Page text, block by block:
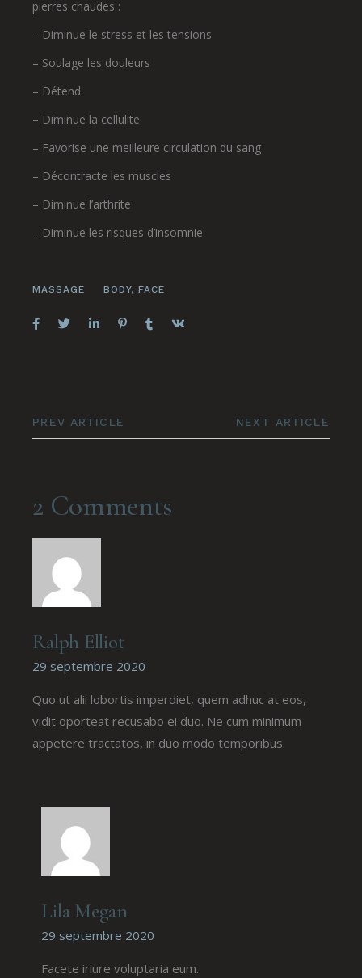
pierres chaudes :
– Diminue le stress et les tensions
– Soulage les douleurs
– Détend
– Diminue la cellulite
– Favorise une meilleure circulation du sang
– Décontracte les muscles
– Diminue l’arthrite
– Diminue les risques d’insomnie
MASSAGE BODY, FACE
PREV ARTICLE NEXT ARTICLE
2 Comments
Ralph Elliot
29 septembre 2020
Quo ut alii lobortis imperdiet, quem adhuc at eos,
vidit oporteat recusabo ei duo. Ne cum minimum
appetere tractatos, in duo modo temporibus.
Lila Megan
29 septembre 2020
Facete iriure voluptaria eum.